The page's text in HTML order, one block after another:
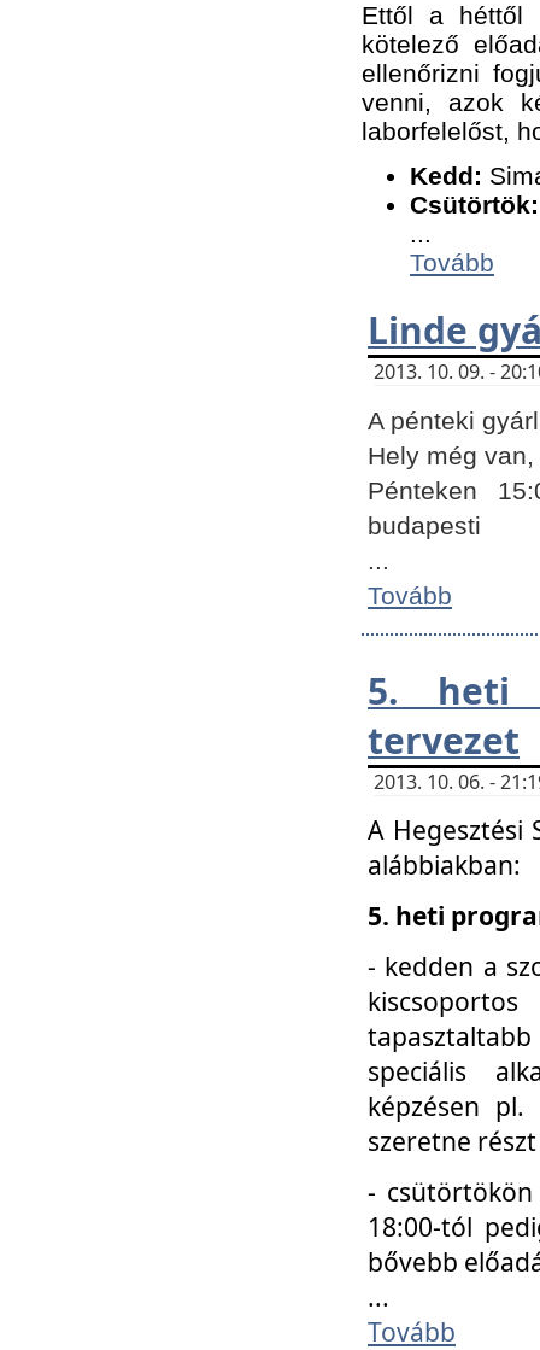
Ettől a héttől
kötelező
ellenőrizni
venni, azok
laborfelelőst,
Kedd:
Csütörtök:
...
Tovább
Linde
2013. 10. 09. -
A pénteki
Hely még
Pénteken
budapesti
...
Tovább
5. heti
tervezet
2013. 10. 06. -
A Hegesztési
alábbiakban:
5. heti
- kedden a
speciális
képzésen
szeretne
- csütörtökön
18:00-tól
bővebb
...
Tovább